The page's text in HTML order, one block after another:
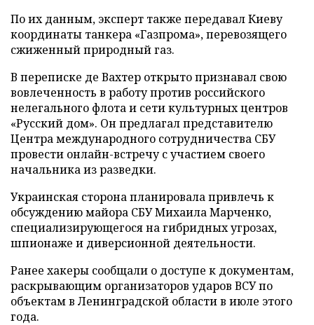
По их данным, эксперт также передавал Киеву
координаты танкера «Газпрома», перевозящего
сжиженный природный газ.
В переписке де Вахтер открыто признавал свою
вовлеченность в работу против российского
нелегального флота и сети культурных центров
«Русский дом». Он предлагал представителю
Центра международного сотрудничества СБУ
провести онлайн-встречу с участием своего
начальника из разведки.
Украинская сторона планировала привлечь к
обсуждению майора СБУ Михаила Марченко,
специализирующегося на гибридных угрозах,
шпионаже и диверсионной деятельности.
Ранее хакеры сообщали о доступе к документам,
раскрывающим организаторов ударов ВСУ по
объектам в Ленинградской области в июле этого
года.